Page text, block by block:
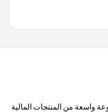
واسعة من المنتجات المالية